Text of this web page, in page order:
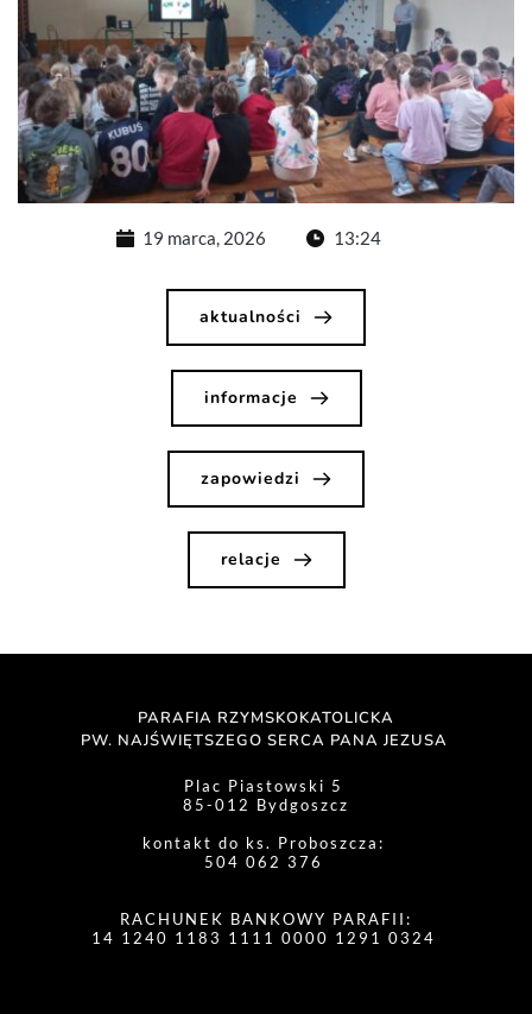
19 marca, 2026 13:24
aktualności
informacje
zapowiedzi
relacje
PARAFIA RZYMSKOKATOLICKA
PW. NAJŚWIĘTSZEGO SERCA PANA JEZUSA
Plac Piastowski 5
85-012 Bydgoszcz
kontakt do ks. Proboszcza:
504 062 376
RACHUNEK BANKOWY PARAFII:
14 1240 1183 1111 0000 1291 0324